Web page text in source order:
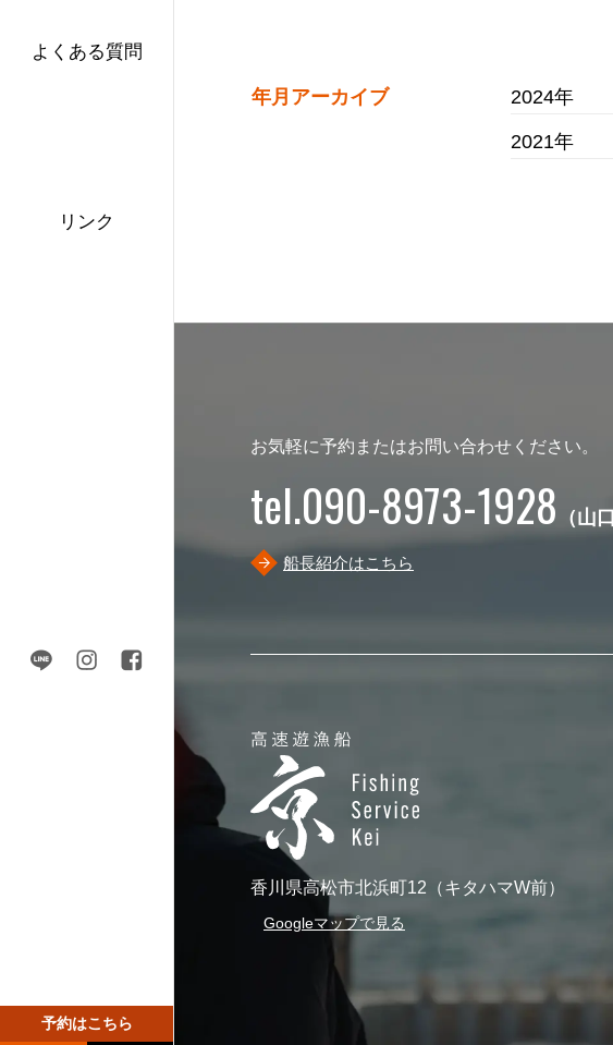
よくある質問
リンク
予約はこちら
年月アーカイブ 2024年
2021年
お気軽に予約またはお問い合わせください。
tel.090-8973-1928 （山
船長紹介はこちら
香川県高松市北浜町12（キタハマW前）
Googleマップで見る